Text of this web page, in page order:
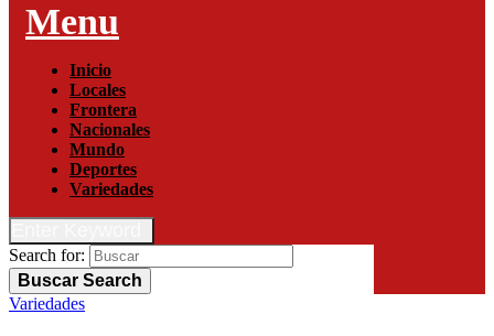
Menu
Inicio
Locales
Frontera
Nacionales
Mundo
Deportes
Variedades
Search for:
Buscar Search
Variedades